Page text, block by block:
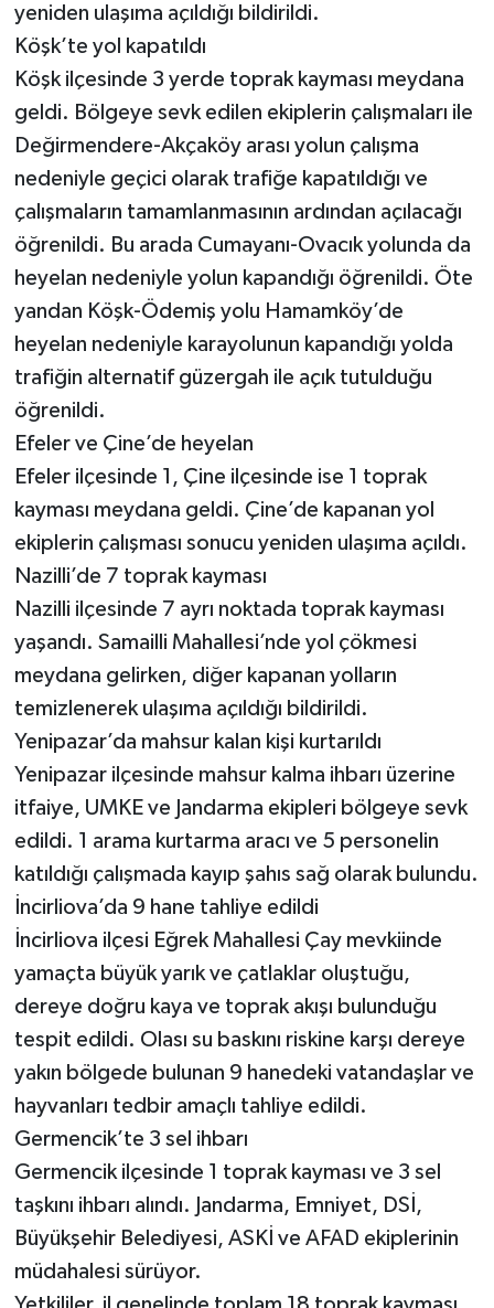
yeniden ulaşıma açıldığı bildirildi.
Köşk’te yol kapatıldı
Köşk ilçesinde 3 yerde toprak kayması meydana
geldi. Bölgeye sevk edilen ekiplerin çalışmaları ile
Değirmendere-Akçaköy arası yolun çalışma
nedeniyle geçici olarak trafiğe kapatıldığı ve
çalışmaların tamamlanmasının ardından açılacağı
öğrenildi. Bu arada Cumayanı-Ovacık yolunda da
heyelan nedeniyle yolun kapandığı öğrenildi. Öte
yandan Köşk-Ödemiş yolu Hamamköy’de
heyelan nedeniyle karayolunun kapandığı yolda
trafiğin alternatif güzergah ile açık tutulduğu
öğrenildi.
Efeler ve Çine’de heyelan
Efeler ilçesinde 1, Çine ilçesinde ise 1 toprak
kayması meydana geldi. Çine’de kapanan yol
ekiplerin çalışması sonucu yeniden ulaşıma açıldı.
Nazilli’de 7 toprak kayması
Nazilli ilçesinde 7 ayrı noktada toprak kayması
yaşandı. Samailli Mahallesi’nde yol çökmesi
meydana gelirken, diğer kapanan yolların
temizlenerek ulaşıma açıldığı bildirildi.
Yenipazar’da mahsur kalan kişi kurtarıldı
Yenipazar ilçesinde mahsur kalma ihbarı üzerine
itfaiye, UMKE ve Jandarma ekipleri bölgeye sevk
edildi. 1 arama kurtarma aracı ve 5 personelin
katıldığı çalışmada kayıp şahıs sağ olarak bulundu.
İncirliova’da 9 hane tahliye edildi
İncirliova ilçesi Eğrek Mahallesi Çay mevkiinde
yamaçta büyük yarık ve çatlaklar oluştuğu,
dereye doğru kaya ve toprak akışı bulunduğu
tespit edildi. Olası su baskını riskine karşı dereye
yakın bölgede bulunan 9 hanedeki vatandaşlar ve
hayvanları tedbir amaçlı tahliye edildi.
Germencik’te 3 sel ihbarı
Germencik ilçesinde 1 toprak kayması ve 3 sel
taşkını ihbarı alındı. Jandarma, Emniyet, DSİ,
Büyükşehir Belediyesi, ASKİ ve AFAD ekiplerinin
müdahalesi sürüyor.